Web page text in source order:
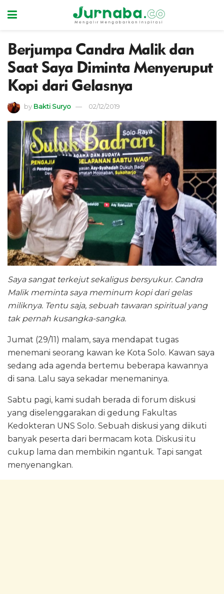
Berjumpa Candra Malik dan
Saat Saya Diminta Menyeruput
Kopi dari Gelasnya
by Bakti Suryo 02/12/2019
Saya sangat terkejut sekaligus bersyukur. Candra
Malik meminta saya meminum kopi dari gelas
miliknya. Tentu saja, sebuah tawaran spiritual yang
tak pernah kusangka-sangka.
Jumat (29/11) malam, saya mendapat tugas
menemani seorang kawan ke Kota Solo. Kawan saya
sedang ada agenda bertemu beberapa kawannya
di sana. Lalu saya sekadar menemaninya.
Sabtu pagi, kami sudah berada di forum diskusi
yang diselenggarakan di gedung Fakultas
Kedokteran UNS Solo. Sebuah diskusi yang diikuti
banyak peserta dari bermacam kota. Diskusi itu
cukup lama dan membikin ngantuk. Tapi sangat
menyenangkan.